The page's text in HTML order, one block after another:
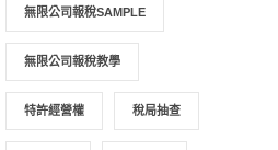
無限公司報稅SAMPLE
無限公司報稅教學
特許經營權 稅局抽查